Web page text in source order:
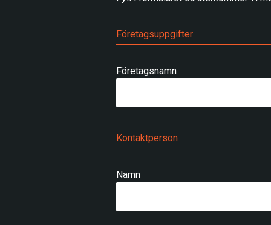
Företagsuppgifter
Företagsnamn
Kontaktperson
Namn